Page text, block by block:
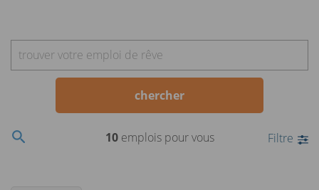
chercher
10emplois pour vous Filtre